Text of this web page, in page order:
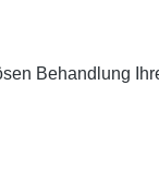
Behandlung